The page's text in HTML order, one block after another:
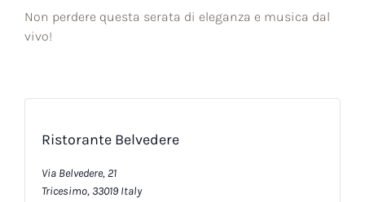
Non perdere questa serata di eleganza e musica dal
vivo!
Ristorante Belvedere
Via Belvedere, 21
Tricesimo, 33019 Italy